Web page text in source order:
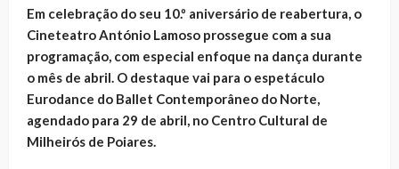
Em celebração do seu 10.º aniversário de reabertura, o
Cineteatro António Lamoso prossegue com a sua
programação, com especial enfoque na dança durante
o mês de abril. O destaque vai para o espetáculo
Eurodance do Ballet Contemporâneo do Norte,
agendado para 29 de abril, no Centro Cultural de
Milheirós de Poiares.